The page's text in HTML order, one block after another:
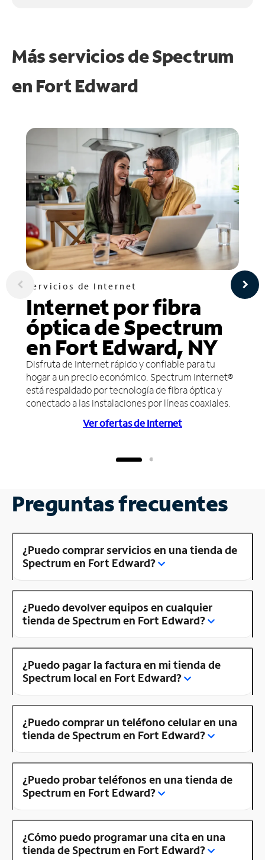
Más servicios de Spectrum
en Fort Edward
Servicios de Internet
Internet por fibra
óptica de Spectrum
en Fort Edward, NY
Disfruta de Internet rápido y confiable para tu
hogar a un precio económico. Spectrum Internet®
está respaldado por tecnología de fibra óptica y
conectado a las instalaciones por líneas coaxiales.
Ver ofertas de Internet
Preguntas frecuentes
¿Puedo comprar servicios en una tienda de
Spectrum en Fort Edward?
¿Puedo devolver equipos en cualquier
tienda de Spectrum en Fort Edward?
¿Puedo pagar la factura en mi tienda de
Spectrum local en Fort Edward?
¿Puedo comprar un teléfono celular en una
tienda de Spectrum en Fort Edward?
¿Puedo probar teléfonos en una tienda de
Spectrum en Fort Edward?
¿Cómo puedo programar una cita en una
tienda de Spectrum en Fort Edward?